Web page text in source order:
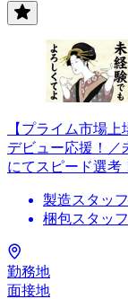
【プライム市場
デビュー応援！／
にてスピード選考
製造スタッフ
梱包スタッフ
勤務地
面接地